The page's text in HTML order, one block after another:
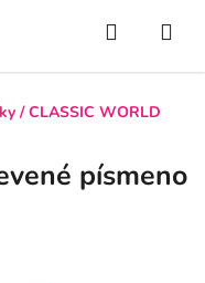
Hľadať
/ CLASSIC WORLD
písmeno